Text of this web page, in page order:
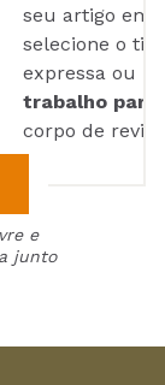
seu artigo em
selecione o
expressa ou
trabalho para
corpo de
e
junto